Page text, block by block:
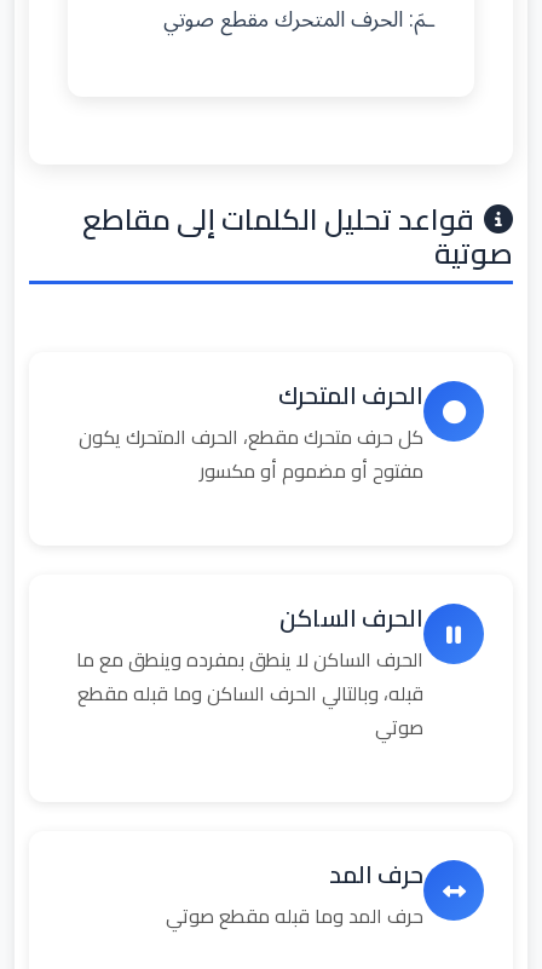
ـمَ: الحرف المتحرك مقطع صوتي
قواعد تحليل الكلمات إلى مقاطع
صوتية
الحرف المتحرك
كل حرف متحرك مقطع، الحرف المتحرك يكون
مفتوح أو مضموم أو مكسور
الحرف الساكن
الحرف الساكن لا ينطق بمفرده وينطق مع ما
قبله، وبالتالي الحرف الساكن وما قبله مقطع
صوتي
حرف المد
حرف المد وما قبله مقطع صوتي